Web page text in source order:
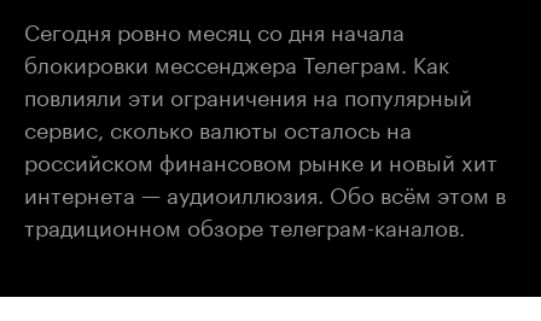
Сегодня ровно месяц со дня начала
блокировки мессенджера Телеграм. Как
повлияли эти ограничения на популярный
сервис, сколько валюты осталось на
российском финансовом рынке и новый хит
интернета — аудиоиллюзия. Обо всём этом в
традиционном обзоре телеграм-каналов.